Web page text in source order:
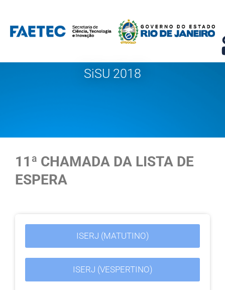
Pular
para
conteúdo
SiSU 2018
11ª CHAMADA DA LISTA DE
ESPERA
ISERJ (MATUTINO)
ISERJ (VESPERTINO)